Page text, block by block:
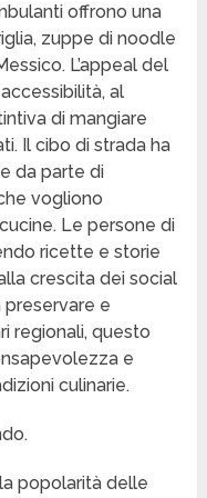
offrono una
zuppe di noodle
L’appeal del
al
di mangiare
Il cibo di strada ha
da parte di
vogliono
Le persone di
ricette e storie
crescita dei social
e
regionali, questo
e
culinarie.
popolarità delle